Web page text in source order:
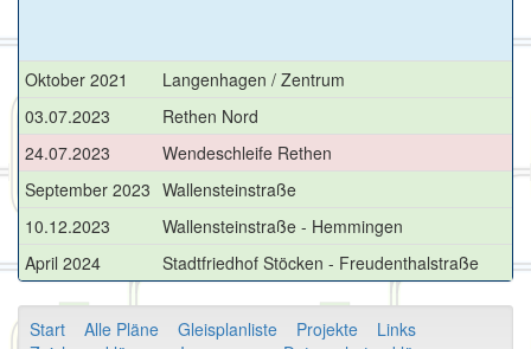
Oktober 2021 Langenhagen / Zentrum
03.07.2023
Rethen Nord
24.07.2023
Wendeschleife Rethen
September 2023 Wallensteinstraße
10.12.2023
Wallensteinstraße - Hemmingen
April 2024
Stadtfriedhof Stöcken - Freudenthalstraße
Start Alle Pläne Gleisplanliste Projekte
Links